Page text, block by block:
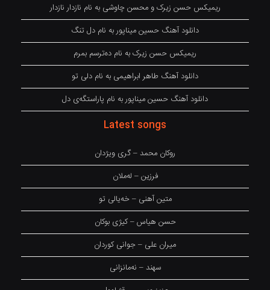
ریمیکس حسن زیرک و محسن چاوشی به نام نازدار نازدار
دانلود آهنگ حسین میناپور به نام دل تنگ
ریمیکس حسن زیرک به نام دەترسم بمرم
دانلود آهنگ طاهر ابراهیمی به نام دلی تو
دانلود آهنگ حسین میناپور به نام پاراستگەی دل
Latest songs
روکان محمد – گری ویژدان
فرزین – لەملان
متین آهنی – خەیالی تو
حسن هیاس – کیژی بوکان
میران علی – جوانی کوردان
سهند – نەمانزانی